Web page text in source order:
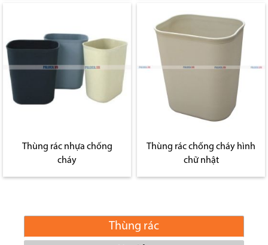
Thùng rác nhựa chống
cháy
Thùng rác chống cháy hình
chữ nhật
Thùng rác